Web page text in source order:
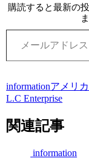
購読すると最新の
メールアドレスを入力...
informationアメリ
L.C Enterprise
関連記事
information